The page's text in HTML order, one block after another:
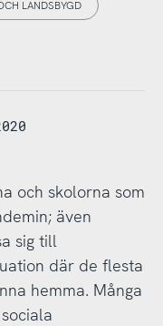
LANDSBYGD
och skolorna som
även
sig till
där de flesta
hemma. Många